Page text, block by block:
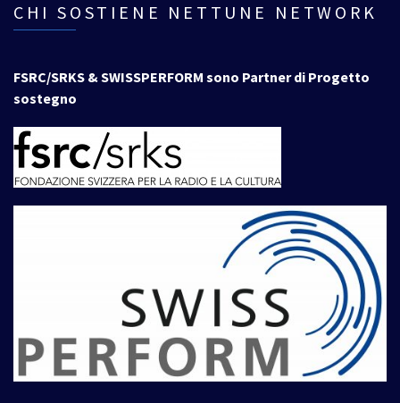
CHI SOSTIENE NETTUNE NETWORK
FSRC/SRKS & SWISSPERFORM sono Partner di Progetto
sostegno